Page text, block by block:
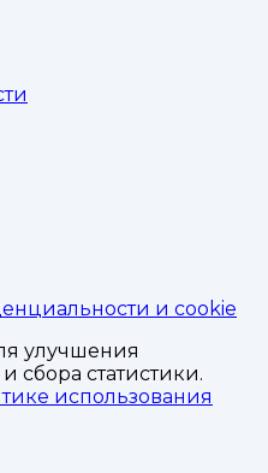
и cookie
улучшения
сбора статистики.
использования